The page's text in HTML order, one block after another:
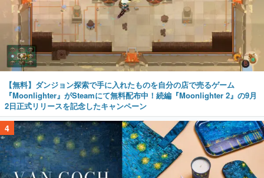
【無料】ダンジョン探索で手に入れたものを自分の店で売るゲーム
『Moonlighter』がSteamにて無料配布中！続編『Moonlighter 2』の9月
2日正式リリースを記念したキャンペーン
4